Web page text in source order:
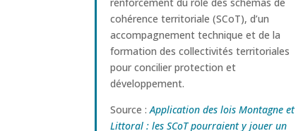
cohérence territoriale (SCoT), d’un
accompagnement technique et de la
formation des collectivités territoriales
pour concilier protection et
développement.
Source :Application des lois Montagne et
Littoral : les SCoT pourraient y jouer un